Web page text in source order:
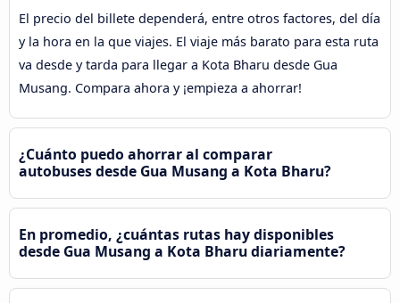
El precio del billete dependerá, entre otros factores, del día
y la hora en la que viajes. El viaje más barato para esta ruta
va desde y tarda para llegar a Kota Bharu desde Gua
Musang. Compara ahora y ¡empieza a ahorrar!
¿Cuánto puedo ahorrar al comparar
autobuses desde Gua Musang a Kota Bharu?
En promedio, ¿cuántas rutas hay disponibles
desde Gua Musang a Kota Bharu diariamente?